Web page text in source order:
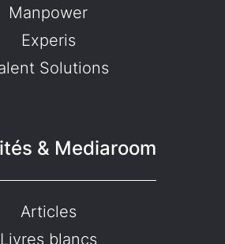
Manpower
Experis
Solutions
& Mediaroom
Articles
Livres blancs